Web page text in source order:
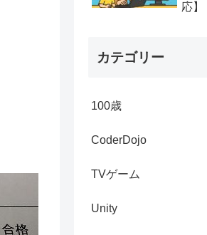
応】
カテゴリー
100歳
CoderDojo
TVゲーム
Unity